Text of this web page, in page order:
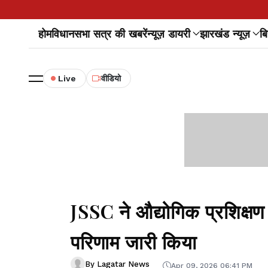
होमविधानसभा सत्र की खबरेंन्यूज़ डायरी झारखंड न्यूज़
Live वीडियो
JSSC ने औद्योगिक
परिणाम जारी किया
By Lagatar News Apr 09, 2026 06:41 PM